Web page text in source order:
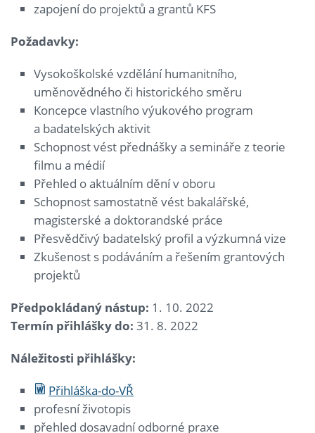
zapojení do projektů a grantů KFS
Požadavky:
Vysokoškolské vzdělání humanitního,
uměnovědného či historického směru
Koncepce vlastního výukového program
a badatelských aktivit
Schopnost vést přednášky a semináře z teorie
filmu a médií
Přehled o aktuálním dění v oboru
Schopnost samostatně vést bakalářské,
magisterské a doktorandské práce
Přesvědčivý badatelský profil a výzkumná vize
Zkušenost s podáváním a řešením grantových
projektů
Předpokládaný nástup: 1. 10. 2022
Termín přihlášky do: 31. 8. 2022
Náležitosti přihlášky:
Přihláška-do-VŘ
profesní životopis
přehled dosavadní odborné praxe